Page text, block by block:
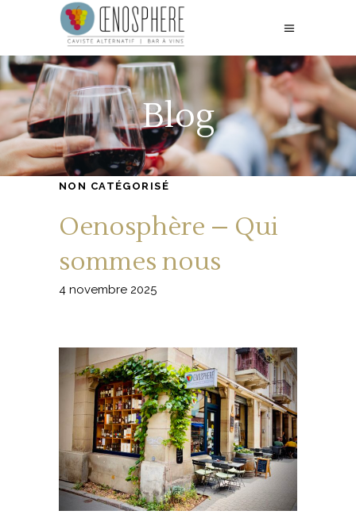
Blog
NON CATÉGORISÉ
Oenosphère – Qui
sommes nous
4 novembre 2025